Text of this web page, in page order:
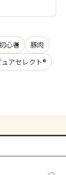
心者
豚肉
ュアセレクト®